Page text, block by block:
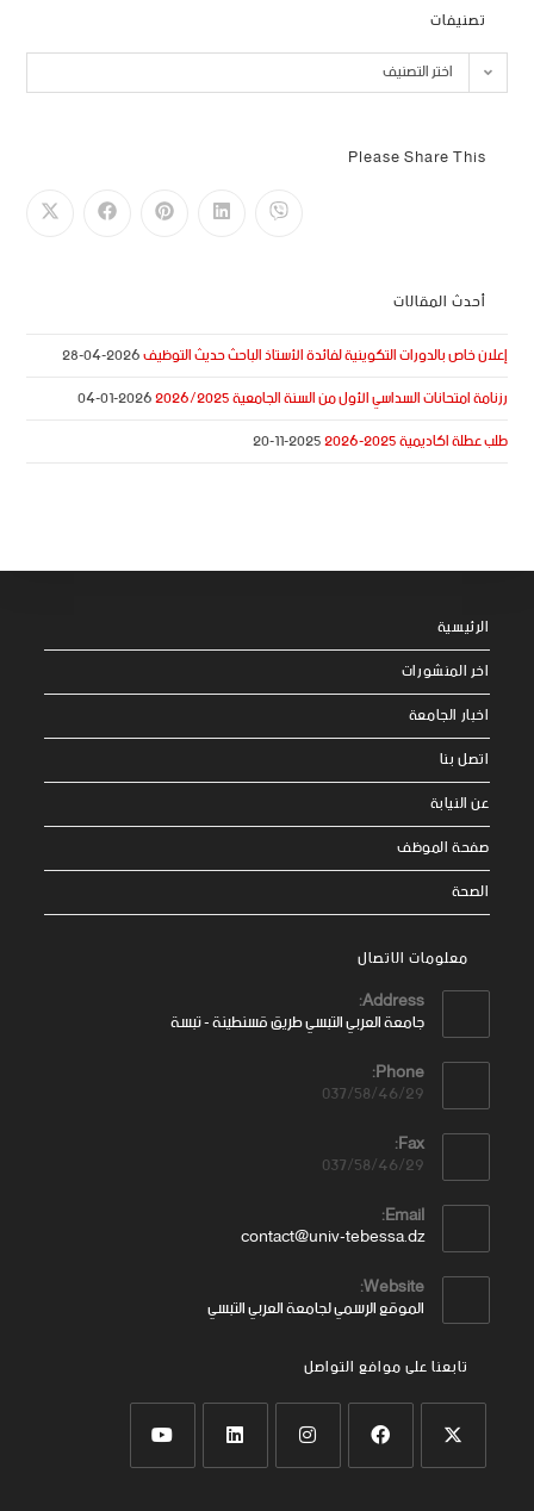
تصنيفات
اختر التصنيف
Please Share This
أحدث المقالات
إعلان خاص بالدورات التكوينية لفائدة الأستاذ الباحث حديث التوظيف2026-04-28
رزنامة امتحانات السداسي الأول من السنة الجامعية 2026/2025
2026-01-04
طلب عطلة اكاديمية 2025-2026
2025-11-20
الرئيسية
اخر المنشورات
اخبار الجامعة
اتصل بنا
عن النيابة
صفحة الموظف
الصحة
معلومات الاتصال
Address:
جامعة العربي التبسي طريق قسنطينة - تبسة
Phone:
037/58/46/29
Fax:
037/58/46/29
Email:
contact@univ-tebessa.dz
Website:
الموقع الرسمي لجامعة العربي التبسي
تابعنا على موافع التواصل